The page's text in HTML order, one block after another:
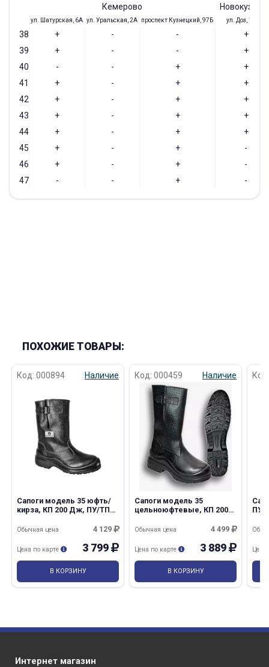
Кемерово
ул. Шатурская, 6А ул. Уральская, 2А проспект Кузнецкий, 97Б ул. Доз, 19/28
38 + - -
+
39
+ - -
+
40
- - +
+
41
+ - +
+
42
+ - +
+
43
+ - +
+
44
+ - +
+
45
+ - +
-
46
+ - +
-
47
- - + -
ПОХОЖИЕ ТОВАРЫ:
Код: 000894 Наличие
Сапоги модель 35 юфть/
кирза, КП 200 Дж, ПУ/ТПУ
4 129
Обычная цена
3 799
Цена по карте
В КОРЗИНУ
Код: 000459 Наличие
Сапоги модель 35
цельноюфтевые, КП 200
4 499
Обычная цена
3 889
Цена по карте
В КОРЗИНУ
ПУ
Цена
Интернет магазин